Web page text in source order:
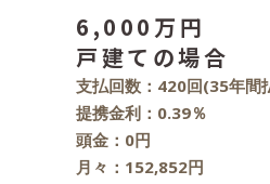
6,000万円
戸建ての場合
支払回数：420回(35年間
提携金利：0.39％
頭金：0円
月々：152,852円